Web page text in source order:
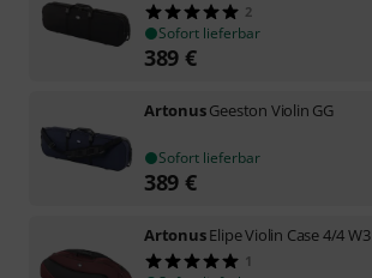
2
Sofort lieferbar
389 €
ArtonusGeeston Violin GG
Sofort lieferbar
389 €
ArtonusElipe Violin Case 4/4 W3
1